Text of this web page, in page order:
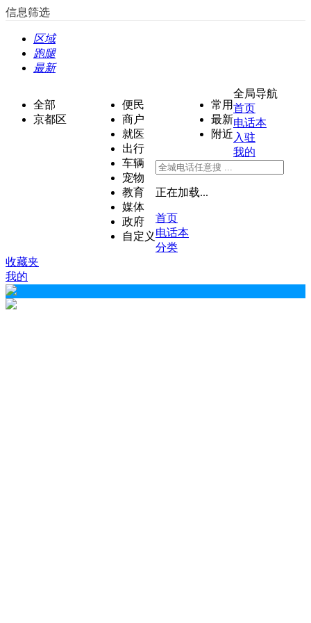
信息筛选
区域
跑腿
最新
全部
京都区
便民
商户
就医
出行
车辆
宠物
教育
媒体
政府
自定义
常用
最新
附近
全局导航
首页
电话本
入驻
我的
正在加载...
首页
电话本
分类
收藏夹
我的